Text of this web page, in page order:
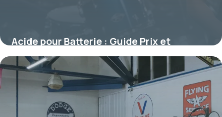
Acide pour Batterie : Guide Prix et
Conseils 2026
10 juillet 2026